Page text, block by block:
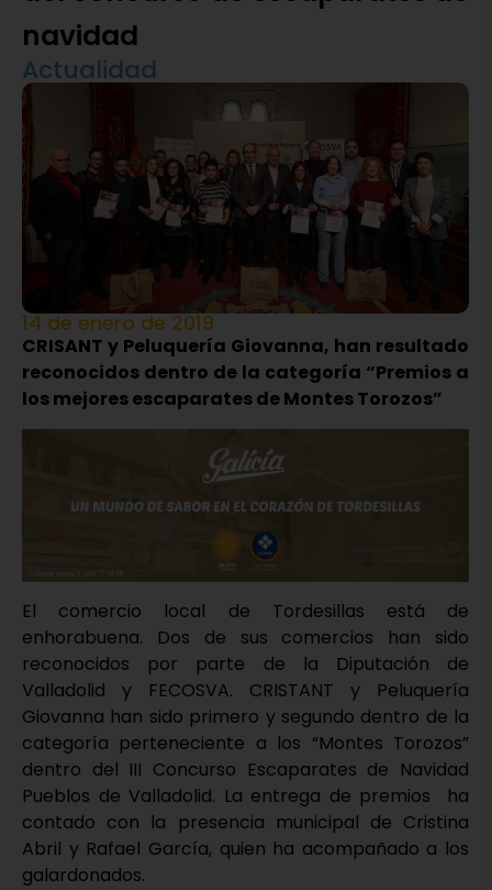
navidad
Actualidad
14 de enero de 2019
CRISANT y Peluquería Giovanna, han resultado
reconocidos dentro de la categoría “Premios a
los mejores escaparates de Montes Torozos”
El comercio local de Tordesillas está de
enhorabuena. Dos de sus comercios han sido
reconocidos por parte de la Diputación de
Valladolid y FECOSVA. CRISTANT y Peluquería
Giovanna han sido primero y segundo dentro de la
categoría perteneciente a los “Montes Torozos”
dentro del III Concurso Escaparates de Navidad
Pueblos de Valladolid. La entrega de premios ha
contado con la presencia municipal de Cristina
Abril y Rafael García, quien ha acompañado a los
galardonados.